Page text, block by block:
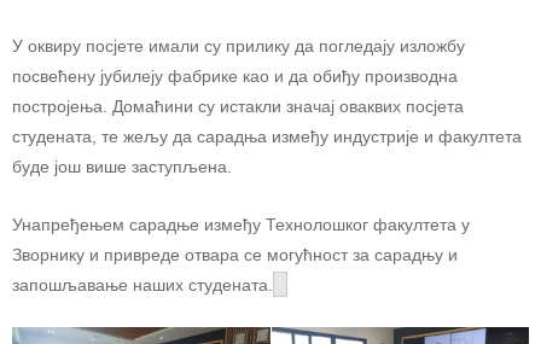
У оквиру посјете имали су прилику да погледају изложбу
посвећену јубилеју фабрике као и да обиђу производна
постројења. Домаћини су истакли значај оваквих посјета
студената, те жељу да сарадња између индустрије и факултета
буде још више заступљена.
Унапређењем сарадње између Технолошког факултета у
Зворнику и привреде отвара се могућност за сарадњу и
запошљавање наших студената.